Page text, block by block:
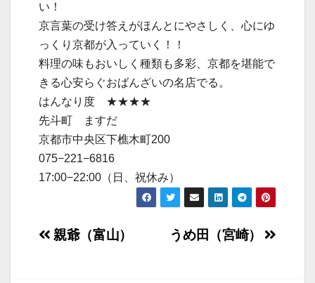
い！
京言葉の受け答えがほんとにやさしく、心にゆ
っくり京都が入っていく！！
料理の味もおいしく種類も多彩、京都を堪能で
きる心安らぐおばんざいの名店でる。
はんなり度 ★★★★
先斗町 ますだ
京都市中央区下樵木町200
075−221−6816
17:00−22:00（日、祝休み）
投
うめ田（宮崎）
親爺（富山）